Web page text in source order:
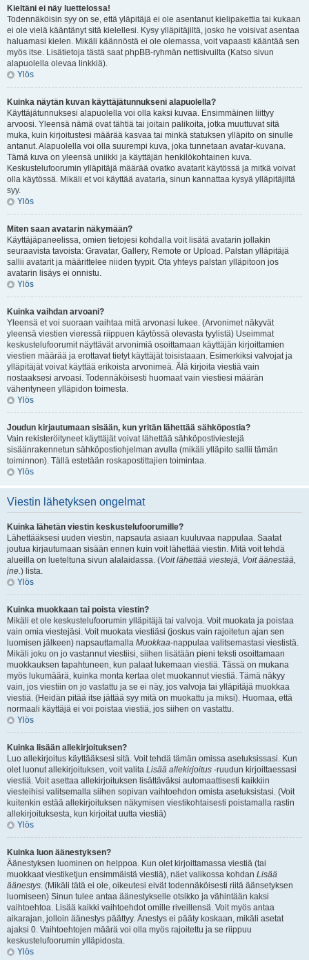
Kieltäni ei näy luettelossa!
Todennäköisin syy on se, että yläpitäjä ei ole asentanut kielipakettia tai kukaan
ei ole vielä kääntänyt sitä kielellesi. Kysy ylläpitäjiltä, josko he voisivat asentaa
haluamasi kielen. Mikäli käännöstä ei ole olemassa, voit vapaasti kääntää sen
myös itse. Lisätietoja tästä saat phpBB-ryhmän nettisivuilta (Katso sivun
alapuolella olevaa linkkiä).
Ylös
Kuinka näytän kuvan käyttäjätunnukseni alapuolella?
Käyttäjätunnuksesi alapuolella voi olla kaksi kuvaa. Ensimmäinen liittyy
arvoosi. Yleensä nämä ovat tähtiä tai joitain palikoita, jotka muuttuvat sitä
muka, kuin kirjoitustesi määrää kasvaa tai minkä statuksen ylläpito on sinulle
antanut. Alapuolella voi olla suurempi kuva, joka tunnetaan avatar-kuvana.
Tämä kuva on yleensä uniikki ja käyttäjän henkilökohtainen kuva.
Keskustelufoorumin ylläpitäjä määrää ovatko avatarit käytössä ja mitkä voivat
olla käytössä. Mikäli et voi käyttää avataria, sinun kannattaa kysyä ylläpitäjiltä
syy.
Ylös
Miten saan avatarin näkymään?
Käyttäjäpaneelissa, omien tietojesi kohdalla voit lisätä avatarin jollakin
seuraavista tavoista: Gravatar, Gallery, Remote or Upload. Palstan ylläpitäjä
sallii avatarit ja määrittelee niiden tyypit. Ota yhteys palstan ylläpitoon jos
avatarin lisäys ei onnistu.
Ylös
Kuinka vaihdan arvoani?
Yleensä et voi suoraan vaihtaa mitä arvonasi lukee. (Arvonimet näkyvät
yleensä viestien vieressä riippuen käytössä olevasta tyylistä) Useimmat
keskustelufoorumit näyttävät arvonimiä osoittamaan käyttäjän kirjoittamien
viestien määrää ja erottavat tietyt käyttäjät toisistaaan. Esimerkiksi valvojat ja
ylläpitäjät voivat käyttää erikoista arvonimeä. Älä kirjoita viestiä vain
nostaaksesi arvoasi. Todennäköisesti huomaat vain viestiesi määrän
vähentyneen ylläpidon toimesta.
Ylös
Joudun kirjautumaan sisään, kun yritän lähettää sähköpostia?
Vain rekisteröityneet käyttäjät voivat lähettää sähköpostiviestejä
sisäänrakennetun sähköpostiohjelman avulla (mikäli ylläpito sallii tämän
toiminnon). Tällä estetään roskapostittajien toimintaa.
Ylös
Viestin lähetyksen ongelmat
Kuinka lähetän viestin keskustelufoorumille?
Lähettääksesi uuden viestin, napsauta asiaan kuuluvaa nappulaa. Saatat
joutua kirjautumaan sisään ennen kuin voit lähettää viestin. Mitä voit tehdä
alueilla on lueteltuna sivun alalaidassa. (Voit lähettää viestejä, Voit äänestää,
jne.) lista.
Ylös
Kuinka muokkaan tai poista viestin?
Mikäli et ole keskustelufoorumin ylläpitäjä tai valvoja. Voit muokata ja poistaa
vain omia viestejäsi. Voit muokata viestiäsi (joskus vain rajoitetun ajan sen
luomisen jälkeen) napsauttamalla Muokkaa-nappulaa valitsemastasi viestistä.
Mikäli joku on jo vastannut viestiisi, siihen lisätään pieni teksti osoittamaan
muokkauksen tapahtuneen, kun palaat lukemaan viestiä. Tässä on mukana
myös lukumäärä, kuinka monta kertaa olet muokannut viestiä. Tämä näkyy
vain, jos viestiin on jo vastattu ja se ei näy, jos valvoja tai ylläpitäjä muokkaa
viestiä. (Heidän pitää itse jättää syy mitä on muokattu ja miksi). Huomaa, että
normaali käyttäjä ei voi poistaa viestiä, jos siihen on vastattu.
Ylös
Kuinka lisään allekirjoituksen?
Luo allekirjoitus käyttääksesi sitä. Voit tehdä tämän omissa asetuksissasi. Kun
olet luonut allekirjoituksen, voit valita Lisää allekirjoitus -ruudun kirjoittaessasi
viestiä. Voit asettaa allekirjoituksen lisättäväksi automaattisesti kaikkiin
viesteihisi valitsemalla siihen sopivan vaihtoehdon omista asetuksistasi. (Voit
kuitenkin estää allekirjoituksen näkymisen viestikohtaisesti poistamalla rastin
allekirjoituksesta, kun kirjoitat uutta viestiä)
Ylös
Kuinka luon äänestyksen?
Äänestyksen luominen on helppoa. Kun olet kirjoittamassa viestiä (tai
muokkaat viestiketjun ensimmäistä viestiä), näet valikossa kohdan Lisää
äänestys. (Mikäli tätä ei ole, oikeutesi eivät todennäköisesti riitä äänsetyksen
luomiseen) Sinun tulee antaa äänestykselle otsikko ja vähintään kaksi
vaihtoehtoa. Lisää kaikki vaihtoehdot omille riveillensä. Voit myös antaa
aikarajan, jolloin äänestys päättyy. Änestys ei pääty koskaan, mikäli asetat
ajaksi 0. Vaihtoehtojen määrä voi olla myös rajoitettu ja se riippuu
keskustelufoorumin ylläpidosta.
Ylös